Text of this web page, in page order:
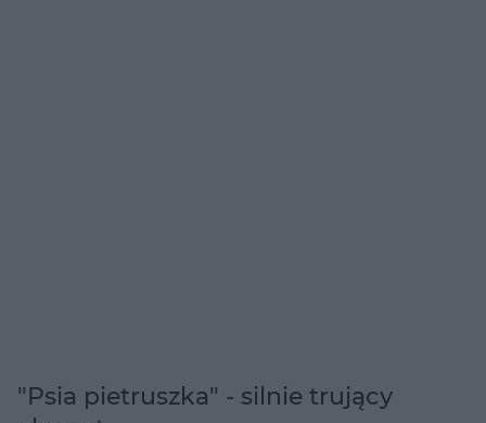
"Psia pietruszka" - silnie trujący